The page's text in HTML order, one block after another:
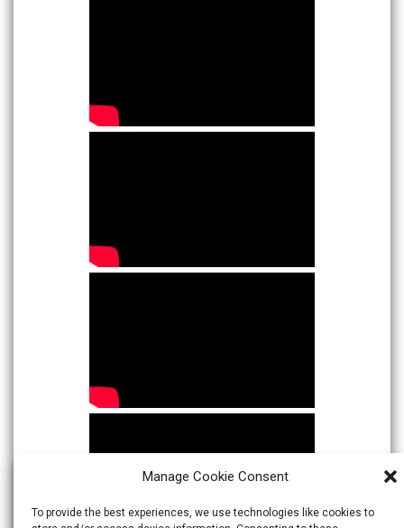
Manage Cookie Consent
To provide the best experiences, we use technologies like cookies to